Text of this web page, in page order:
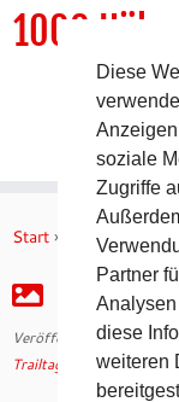
Inhalt
1000
DER
Start » Trailtag
Veröffentlicht am20.
Trailtag Fidelio –
Diese
soziale
Zugriffe
Partner
diese
weiteren